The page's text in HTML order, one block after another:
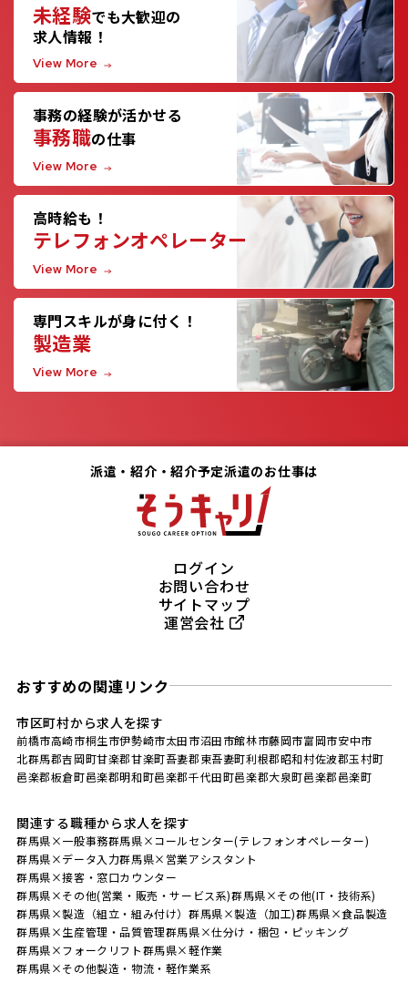
未経験でも大歓迎の
求人情報！
View More
事務の経験が活かせる
事務職の仕事
View More
高時給も！
テレフォンオペレーター
View More
専門スキルが身に付く！
製造業
View More
派遣・紹介・紹介予定派遣のお仕事は
ログイン
お問い合わせ
サイトマップ
運営会社
おすすめの関連リンク
市区町村から求人を探す
前橋市高崎市桐生市伊勢崎市太田市沼田市館林市藤岡市富岡市安中市
北群馬郡吉岡町甘楽郡甘楽町吾妻郡東吾妻町利根郡昭和村佐波郡玉村町
邑楽郡板倉町邑楽郡明和町邑楽郡千代田町邑楽郡大泉町邑楽郡邑楽町
関連する職種から求人を探す
群馬県×一般事務群馬県×コールセンター(テレフォンオペレーター)
群馬県×データ入力群馬県×営業アシスタント
群馬県×接客・窓口カウンター
群馬県×その他(営業・販売・サービス系)群馬県×その他(IT・技術系)
群馬県×製造（組立・組み付け）群馬県×製造（加工)群馬県×食品製造
群馬県×生産管理・品質管理群馬県×仕分け・梱包・ピッキング
群馬県×フォークリフト群馬県×軽作業
群馬県×その他製造・物流・軽作業系